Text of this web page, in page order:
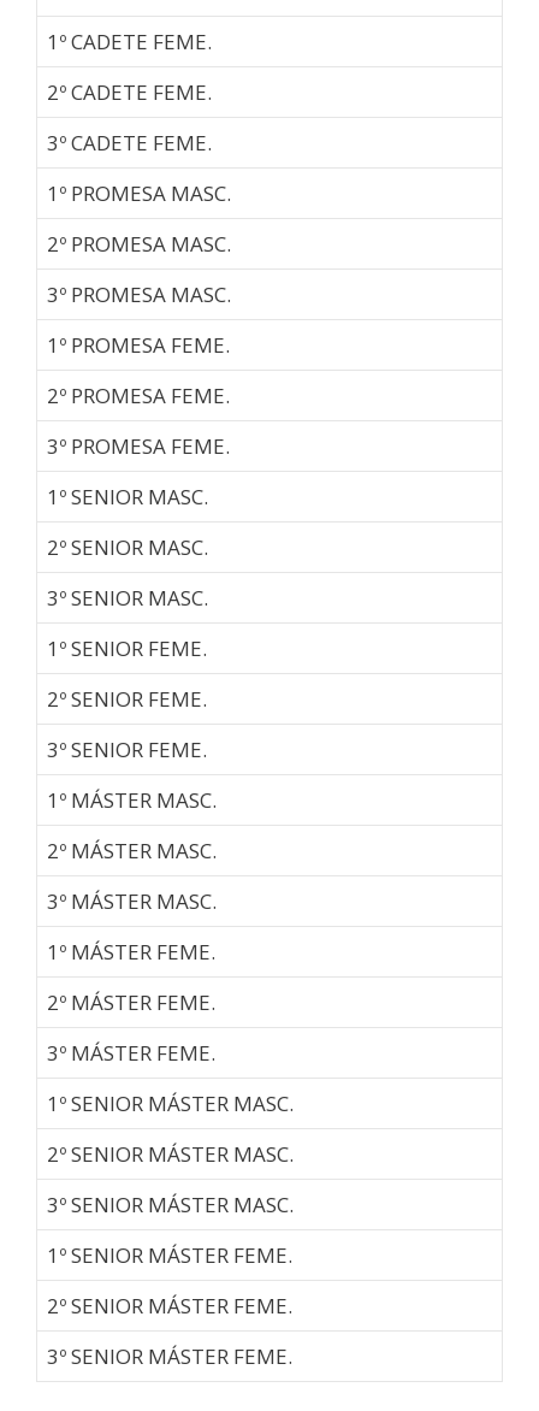
1º CADETE FEME.
2º CADETE FEME.
3º CADETE FEME.
1º PROMESA MASC.
2º PROMESA MASC.
3º PROMESA MASC.
1º PROMESA FEME.
2º PROMESA FEME.
3º PROMESA FEME.
1º SENIOR MASC.
2º SENIOR MASC.
3º SENIOR MASC.
1º SENIOR FEME.
2º SENIOR FEME.
3º SENIOR FEME.
1º MÁSTER MASC.
2º MÁSTER MASC.
3º MÁSTER MASC.
1º MÁSTER FEME.
2º MÁSTER FEME.
3º MÁSTER FEME.
1º SENIOR MÁSTER MASC.
2º SENIOR MÁSTER MASC.
3º SENIOR MÁSTER MASC.
1º SENIOR MÁSTER FEME.
2º SENIOR MÁSTER FEME.
3º SENIOR MÁSTER FEME.